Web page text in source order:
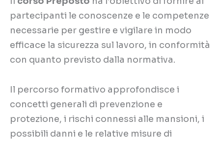
partecipanti le conoscenze e le competenze
necessarie per gestire e vigilare in modo
efficace la sicurezza sul lavoro, in conformità
con quanto previsto dalla normativa.
Il percorso formativo approfondisce i
concetti generali di prevenzione e
protezione, i rischi connessi alle mansioni, i
possibili danni e le relative misure di